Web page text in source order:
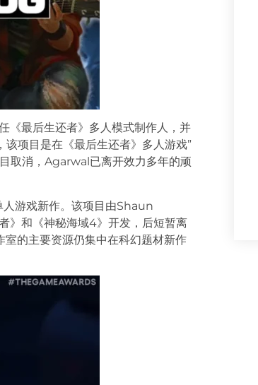
《最后生还者》多人模式制作人，并
项目是在《最后生还者》多人游戏”
取消，Agarwal已离开效力多年的顽
游戏新作。该项目由Shaun
》和《神秘海域4》开发，后短暂离
的主要资源仍集中在科幻题材新作